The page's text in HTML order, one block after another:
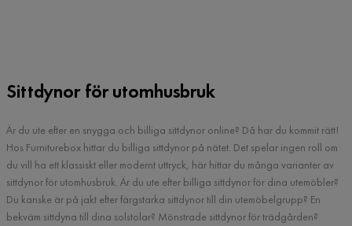
Sittdynor för utomhusbruk
Är du ute efter en snygga och billiga sittdynor online? Då har du kommit rätt!
Hos Furniturebox hittar du billiga sittdynor på nätet. Det spelar ingen roll om
du vill ha ett klassiskt eller modernt uttryck, här hittar du många varianter av
sittdynor för utomhusbruk. Är du ute efter billiga sittdynor för dina utemöbler?
Du kanske är på jakt efter färgstarka sittdynor till din utemöbelgrupp? En
bekväm sittdyna till dina solstolar? Mönstrade sittdynor för trädgården?